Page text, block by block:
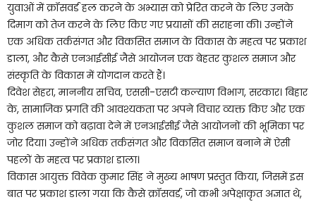
युवाओं में क्रॉसवर्ड हल करने के अभ्यास को प्रेरित करने के लिए उनके
दिमाग को तेज करने के लिए किए गए प्रयासों की सराहना की। उन्होंने
एक अधिक तर्कसंगत और विकसित समाज के विकास के महत्व पर प्रकाश
डाला, और कैसे एनआईसीई जैसे आयोजन एक बेहतर कुशल समाज और
संस्कृति के विकास में योगदान करते हैं।
दिवेश सेहरा, माननीय सचिव, एससी-एसटी कल्याण विभाग, सरकार। बिहार
के, सामाजिक प्रगति की आवश्यकता पर अपने विचार व्यक्त किए और एक
कुशल समाज को बढ़ावा देने में एनआईसीई जैसे आयोजनों की भूमिका पर
जोर दिया। उन्होंने अधिक तर्कसंगत और विकसित समाज बनाने में ऐसी
पहलों के महत्व पर प्रकाश डाला।
विकास आयुक्त विवेक कुमार सिंह ने मुख्य भाषण प्रस्तुत किया, जिसमें इस
बात पर प्रकाश डाला गया कि कैसे क्रॉसवर्ड, जो कभी अपेक्षाकृत अज्ञात थे,